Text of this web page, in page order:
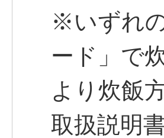
※いずれ
ード」で
より炊飯
取扱説明